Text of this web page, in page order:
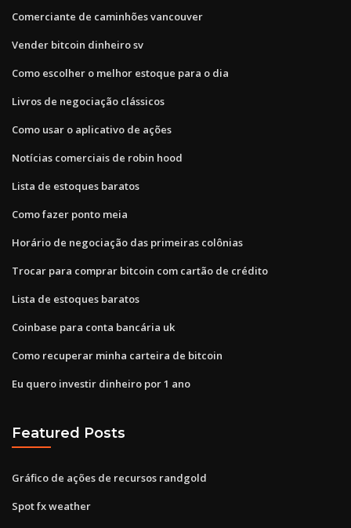
Comerciante de caminhões vancouver
Vender bitcoin dinheiro sv
Como escolher o melhor estoque para o dia
Livros de negociação clássicos
Como usar o aplicativo de ações
Notícias comerciais de robin hood
Lista de estoques baratos
Como fazer ponto meia
Horário de negociação das primeiras colônias
Trocar para comprar bitcoin com cartão de crédito
Lista de estoques baratos
Coinbase para conta bancária uk
Como recuperar minha carteira de bitcoin
Eu quero investir dinheiro por 1 ano
Featured Posts
Gráfico de ações de recursos randgold
Spot fx weather